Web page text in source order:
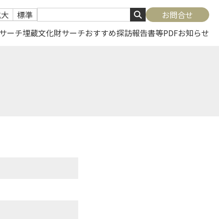
標準
お問合せ
ーチ埋蔵文化財サーチおすすめ探訪報告書等PDFお知らせ